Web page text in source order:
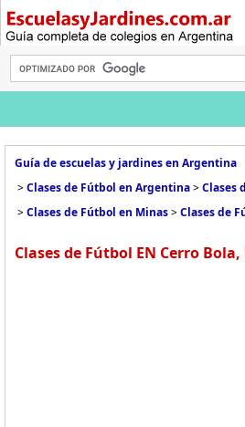
Guía de escuelas y jardines en Argentina
>Clases de Fútbol en Argentina>Clases
>Clases de Fútbol en Minas>Clases de
Clases de Fútbol EN Cerro